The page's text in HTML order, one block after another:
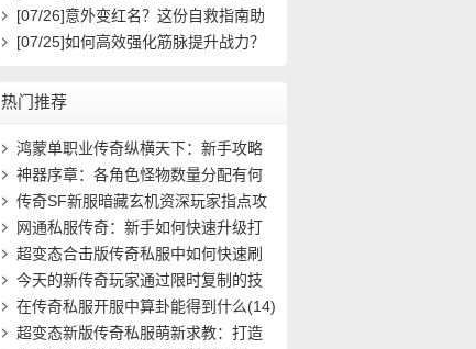
级？装备获取攻略有哪些？
[07/26]意外变红名？这份自救指南助
你快速洗白
[07/25]如何高效强化筋脉提升战力？
热门推荐
鸿蒙单职业传奇纵横天下：新手攻略
(551)
神器序章：各角色怪物数量分配有何
异同(659)
传奇SF新服暗藏玄机资深玩家指点攻
略秘籍(904)
网通私服传奇：新手如何快速升级打
宝？(525)
超变态合击版传奇私服中如何快速刷
到终极装(653)
今天的新传奇玩家通过限时复制的技
能(23)
在传奇私服开服中算卦能得到什么(14)
超变态新版传奇私服萌新求教：打造